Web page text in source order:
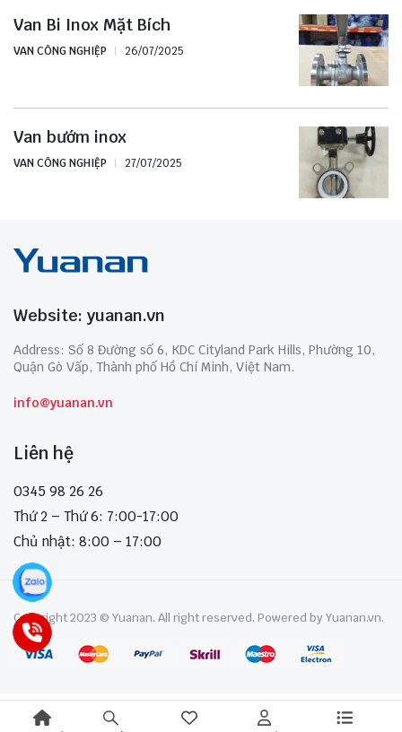
Van Bi Inox Mặt Bích
VAN CÔNG NGHIỆP 26/07/2025
Van bướm inox
VAN CÔNG NGHIỆP 27/07/2025
Website: yuanan.vn
Address: Số 8 Đường số 6, KDC Cityland Park Hills, Phường 10,
Quận Gò Vấp, Thành phố Hồ Chí Minh, Việt Nam.
info@yuanan.vn
Liên hệ
0345 98 26 26
Thứ 2 – Thứ 6: 7:00-17:00
Chủ nhật: 8:00 – 17:00
Copyright 2023 © Yuanan. All right reserved. Powered by Yuanan.vn.